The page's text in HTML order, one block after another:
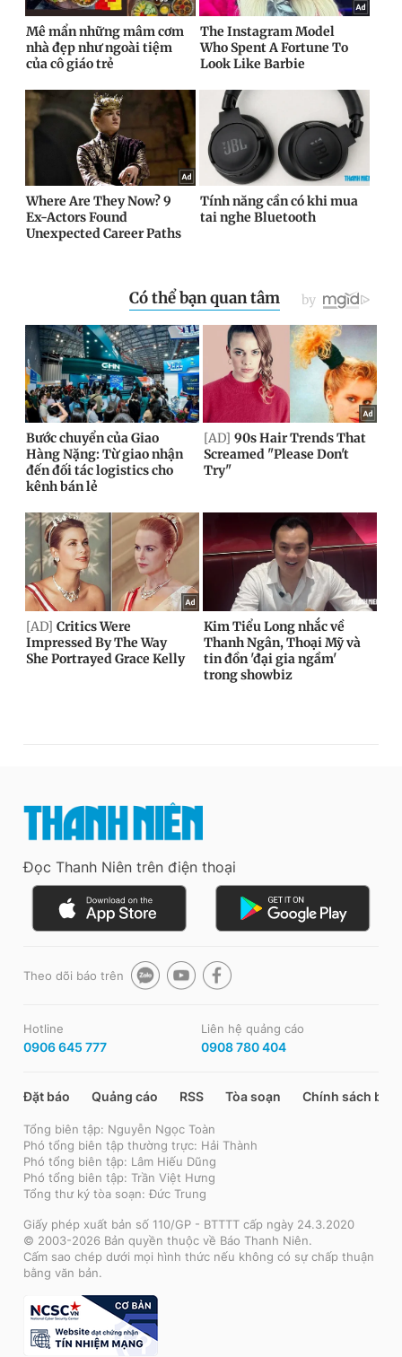
Đọc Thanh Niên trên điện thoại
Theo dõi báo trên
Hotline
0906 645 777
Liên hệ quảng cáo
0908 780 404
Đặt báo Quảng cáo RSS Tòa soạn Chính sách bảo
Tổng biên tập: Nguyễn Ngọc Toàn
Phó tổng biên tập thường trực: Hải Thành
Phó tổng biên tập: Lâm Hiếu Dũng
Phó tổng biên tập: Trần Việt Hưng
Tổng thư ký tòa soạn: Đức Trung
Giấy phép xuất bản số 110/GP - BTTTT cấp ngày 24.3.2020
© 2003-2026 Bản quyền thuộc về Báo Thanh Niên.
Cấm sao chép dưới mọi hình thức nếu không có sự chấp thuận
bằng văn bản.